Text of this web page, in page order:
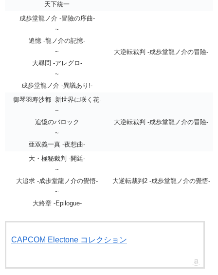
天下統一
成歩堂龍ノ介 -冒險の序曲-
~
追憶 -龍ノ介の記憶-
~
大尋問 -アレグロ-
~
成歩堂龍ノ介 -異議あり!-
大逆転裁判 -成歩堂龍ノ介の冒險-
御琴羽寿沙都 -新世界に咲く花-
~
追憶のバロック
~
亜双義一真 -夜想曲-
大逆転裁判 -成歩堂龍ノ介の冒險-
大・極秘裁判 -開廷-
~
大追求 -成歩堂龍ノ介の覺悟-
~
大終章 -Epilogue-
大逆転裁判2 -成歩堂龍ノ介の覺悟-
CAPCOM Electone コレクション